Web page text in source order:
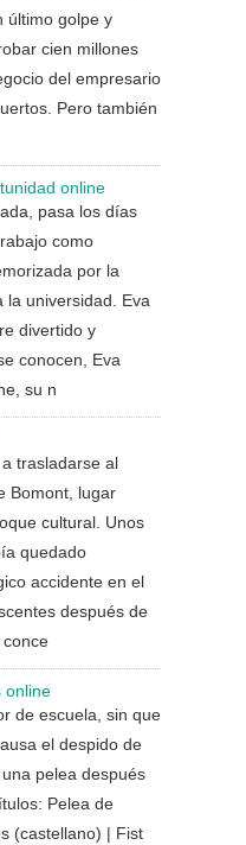
último golpe y
cien millones
del empresario
Pero también
online
pasa los días
como
por la
la universidad. Eva
divertido y
conocen, Eva
su n
trasladarse al
Bomont, lugar
cultural. Unos
quedado
accidente en el
después de
online
de escuela, sin que
el despido de
pelea después
Pelea de
(castellano) | Fist